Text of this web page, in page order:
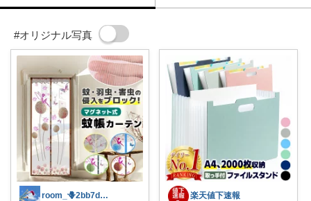
#オリジナル写真
room_🪻2bb7d8bc05 楽天値下速報